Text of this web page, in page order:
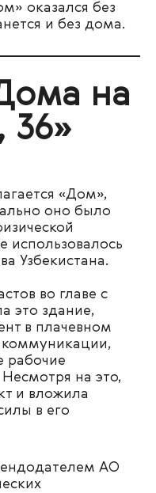
оказался без
и без дома.
на
36»
«Дом»,
оно было
использовалось
Узбекистана.
во главе с
это здание,
в плачевном
коммуникации,
рабочие
на это,
и вложила
в его
АО